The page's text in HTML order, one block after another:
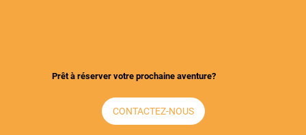
Prêt à réserver votre prochaine aventure?
CONTACTEZ-NOUS